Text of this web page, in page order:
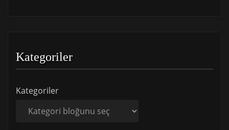
Kategoriler
Kategoriler